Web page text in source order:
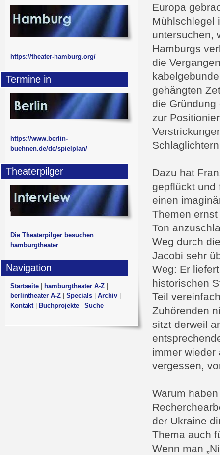
Europa
Mühlschlegel
untersuchen,
Hamburgs
die
gehängten
die
zur
Dazu hat
gepflückt und
einen
Themen
Ton
Weg durch
Jacobi sehr
Weg: Er
historischen
Teil
Zuhörenden
sitzt derweil
immer wieder
vergessen,
Warum
der Ukraine
Thema auch
Wenn man
https://theater-hamburg.org/
Termine in
https://www.berlin-
buehnen.de/de/spielplan/
Theaterpilger
Die Theaterpilger besuchen
hamburgtheater
Navigation
Startseite hamburgtheater A-Z
berlintheater A-Z
Specials Archiv
Kontakt| Buchprojekte Suche